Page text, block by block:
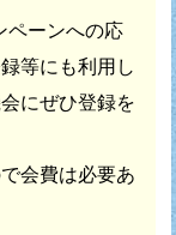
ペーンへの応
等にも利用し
にぜひ登録を
会費は必要あ